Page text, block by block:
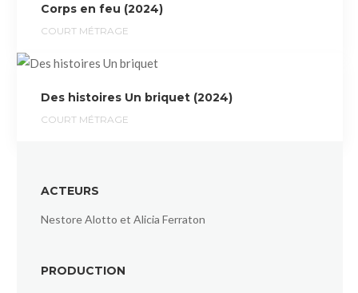
Corps en feu (2024)
COURT MÉTRAGE
Des histoires Un briquet (2024)
COURT MÉTRAGE
ACTEURS
Nestore Alotto et Alicia Ferraton
PRODUCTION